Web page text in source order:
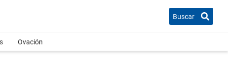
Buscar
Ovación